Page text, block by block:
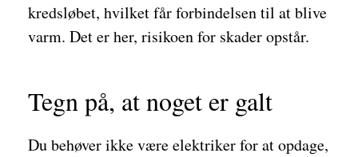
kredsløbet, hvilket får forbindelsen til at blive
varm. Det er her, risikoen for skader opstår.
Tegn på, at noget er galt
Du behøver ikke være elektriker for at opdage,